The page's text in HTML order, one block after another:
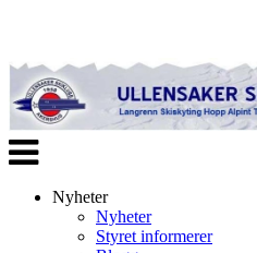
Veksle
navigasjon
Nyheter
Nyheter
Styret informerer